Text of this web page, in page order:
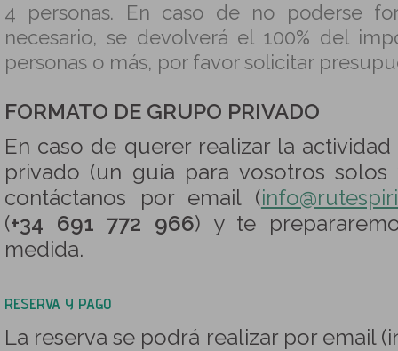
4 personas. En caso de no poderse
necesario, se devolverá el 100% del
personas o más, por favor solicitar
FORMATO DE GRUPO PRIVADO
En caso de querer realizar la
privado (un guía para vosotros solos
contáctanos por email (
(+34 691 772 966) y te
medida.
RESERVA Y PAGO
La reserva se podrá realizar por email